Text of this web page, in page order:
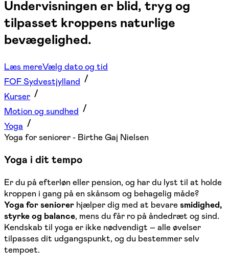
Undervisningen er blid, tryg og
tilpasset kroppens naturlige
bevægelighed.
Læs mereVælg dato og tid
FOF Sydvestjylland
Kurser
Motion og sundhed
Yoga
Yoga for seniorer - Birthe Gaj Nielsen
Yoga i dit tempo
Er du på efterløn eller pension, og har du lyst til at holde
kroppen i gang på en skånsom og behagelig måde?
Yoga for seniorer hjælper dig med at bevaresmidighed,
styrke og balance, mens du får ro på åndedræt og sind.
Kendskab til yoga er ikke nødvendigt – alle øvelser
tilpasses dit udgangspunkt, og du bestemmer selv
tempoet.